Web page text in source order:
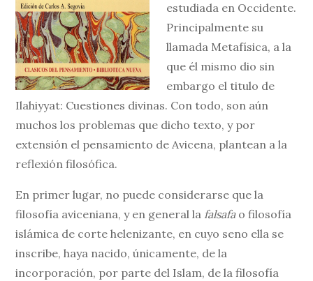
estudiada en Occidente.
Principalmente su
llamada Metafísica, a la
que él mismo dio sin
embargo el titulo de
Ilahiyyat: Cuestiones divinas. Con todo, son aún
muchos los problemas que dicho texto, y por
extensión el pensamiento de Avicena, plantean a la
reflexión filosófica.
En primer lugar, no puede considerarse que la
filosofía aviceniana, y en general la falsafao filosofía
islámica de corte helenizante, en cuyo seno ella se
inscribe, haya nacido, únicamente, de la
incorporación, por parte del Islam, de la filosofía